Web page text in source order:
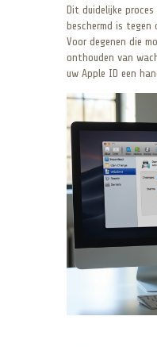
Dit duidelijke
beschermd is tegen
Voor degenen die
onthouden van
uw Apple ID een